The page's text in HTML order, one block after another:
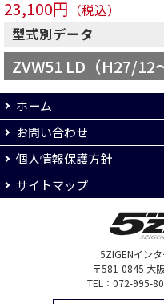
23,100円 （税込）
型式別データ
ZVW51 LD（H27/12
ホーム
お問い合わせ
個人情報保護方針
サイトマップ
5ZIGENイン
〒581-0845 大
TEL：072-995-